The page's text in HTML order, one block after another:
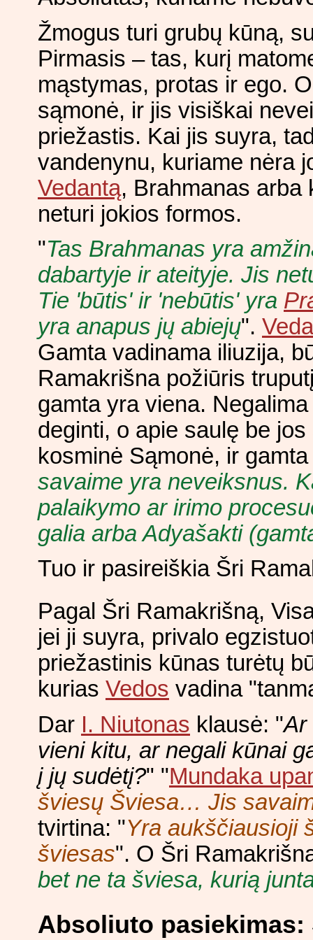
Žmogus turi grubų kūną,
Pirmasis – tas, kurį
mąstymas, protas ir ego.
sąmonė, ir jis visiškai
priežastis. Kai jis suyra,
vandenynu, kuriame nėra
Vedantą, Brahmanas arba
neturi jokios formos.
"Tas Brahmanas yra
dabartyje ir ateityje. Jis
Tie 'būtis' ir 'nebūtis' yra
yra anapus jų abiejų".
Gamta vadinama iliuzija,
Ramakrišna požiūris
gamta yra viena.
deginti, o apie saulę be
kosminė Sąmonė, ir
savaime yra neveiksnus.
palaikymo ar irimo
galia arba Adyašakti
Tuo ir pasireiškia Šri
Pagal Šri Ramakrišną,
jei ji suyra, privalo
priežastinis kūnas turėtų
kurias Vedos vadina
Dar I. Niutonas klausė: "Ar
vieni kitu, ar negali kūnai
į jų sudėtį?" "Mundaka
šviesų Šviesa… Jis
tvirtina: "Yra aukščiausioji
šviesas". O Šri
bet ne ta šviesa, kurią
Absoliuto pasiekimas: